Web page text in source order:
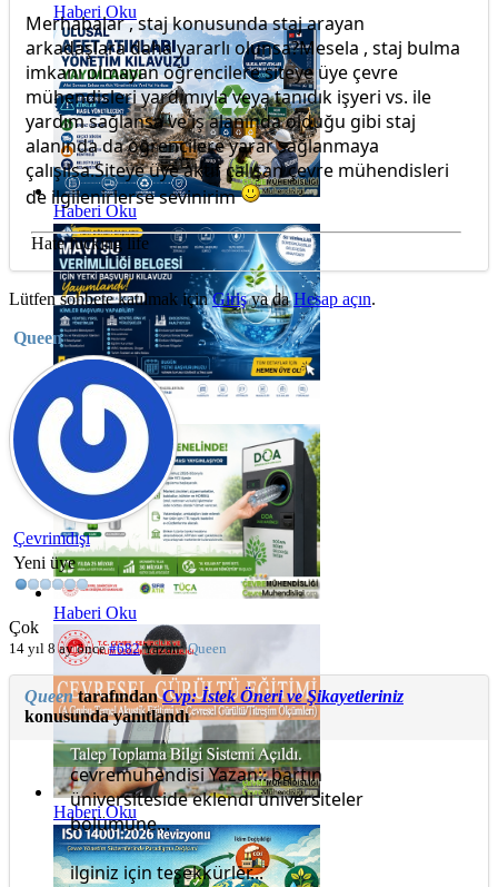
Haberi Oku
Haberi Oku
Haberi Oku
Haberi Oku
Haberi Oku
Merhabalar , staj konusunda staj arayan
arkadaşlara daha yararlı olunsa?Mesela , staj bulma
imkanı olmayan öğrencilere siteye üye çevre
mühendisleri yardımıyla veya tanıdık işyeri vs. ile
yardım sağlansa ve iş alanında olduğu gibi staj
alanında da öğrencilere yarar sağlanmaya
çalışılsa.Siteye üye aktif çalışan çevre mühendisleri
de ilgilenirlerse sevinirim
Hate fucking life
Lütfen sohbete katılmak içinGirişya daHesap açın.
Queen
Çevrimdışı
Yeni üye
Çok
14 yıl 8 ay önce #682 Yazan:Queen
QueentarafındanCvp: İstek Öneri ve Şikayetleriniz
konusunda yanıtlandı
cevremuhendisi Yazan:: bartın
üniversiteside eklendi üniversiteler
bölümüne...
ilginiz için teşekkürler...